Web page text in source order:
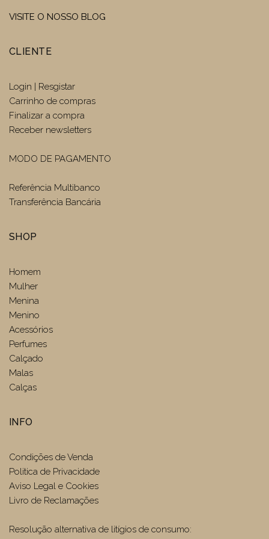
VISITE O NOSSO BLOG
CLIENTE
Login | Resgistar
Carrinho de compras
Finalizar a compra
Receber newsletters
MODO DE PAGAMENTO
Referência Multibanco
Transferência Bancária
SHOP
Homem
Mulher
Menina
Menino
Acessórios
Perfumes
Calçado
Malas
Calças
INFO
Condições de Venda
Politica de Privacidade
Aviso Legal e Cookies
Livro de Reclamações
Resolução alternativa de litígios de consumo: